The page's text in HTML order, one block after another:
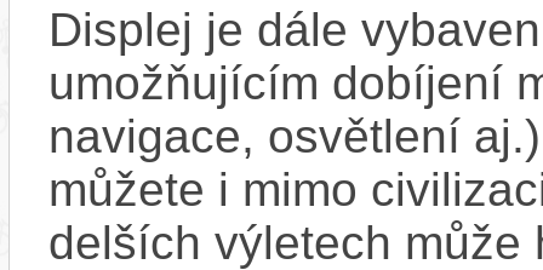
Displej je dále
umožňujícím dobíjení
navigace, osvětlení
můžete i mimo
delších výletech může